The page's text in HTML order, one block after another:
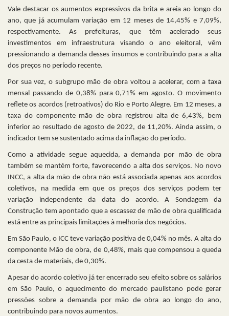
Vale destacar os aumentos expressivos da brita e areia ao longo do
ano, que já acumulam variação em 12 meses de 14,45% e 7,09%,
respectivamente. As prefeituras, que têm acelerado seus
investimentos em infraestrutura visando o ano eleitoral, vêm
pressionando a demanda desses insumos e contribuindo para a alta
dos preços no período recente.
Por sua vez, o subgrupo mão de obra voltou a acelerar, com a taxa
mensal passando de 0,38% para 0,71% em agosto. O movimento
reflete os acordos (retroativos) do Rio e Porto Alegre. Em 12 meses, a
taxa do componente mão de obra registrou alta de 6,43%, bem
inferior ao resultado de agosto de 2022, de 11,20%. Ainda assim, o
indicador tem se sustentado acima da inflação do período.
Como a atividade segue aquecida, a demanda por mão de obra
também se mantém forte, favorecendo a alta dos serviços. No novo
INCC, a alta da mão de obra não está associada apenas aos acordos
coletivos, na medida em que os preços dos serviços podem ter
variação independente da data do acordo. A Sondagem da
Construção tem apontado que a escassez de mão de obra qualificada
está entre as principais limitações à melhoria dos negócios.
Em São Paulo, o ICC teve variação positiva de 0,04% no mês. A alta do
componente Mão de obra, de 0,48%, mais que compensou a queda
da cesta de materiais, de 0,30%.
Apesar do acordo coletivo já ter encerrado seu efeito sobre os salários
em São Paulo, o aquecimento do mercado paulistano pode gerar
pressões sobre a demanda por mão de obra ao longo do ano,
contribuindo para novos aumentos.